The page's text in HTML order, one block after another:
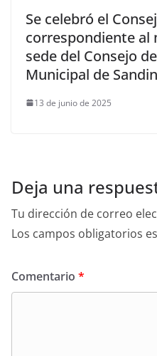
Se celebró el
correspondiente al
sede del Consejo
Municipal de
13 de junio de 2025
Deja una
Tu dirección de correo
Los campos obligatorios
Comentario *